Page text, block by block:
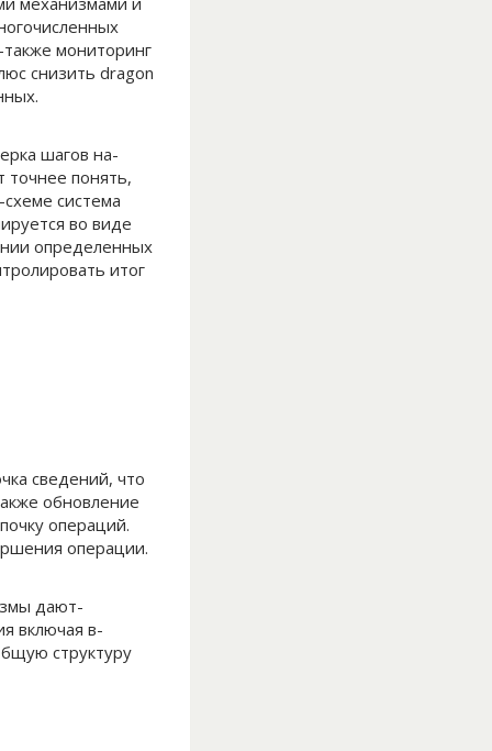
мониторинг
снизить dragon
шагов на-
точнее понять,
система
во виде
определенных
итог
сведений, что
обновление
операций.
операции.
дают-
включая в-
структуру